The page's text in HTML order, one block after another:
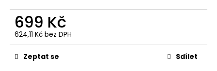
699 Kč
624,11 Kč bez DPH
Měrná
cena:Zeptat se Sdílet
e
GRINDS
SOUR